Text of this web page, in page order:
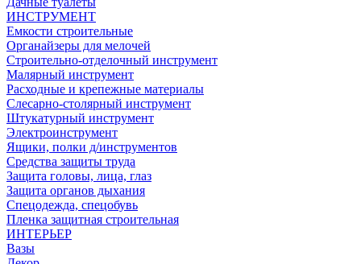
ИНСТРУМЕНТ
Емкости строительные
Органайзеры для мелочей
Строительно-отделочный инструмент
Малярный инструмент
Расходные и крепежные материалы
Слесарно-столярный инструмент
Штукатурный инструмент
Электроинструмент
Ящики, полки д/инструментов
Средства защиты труда
Защита головы, лица, глаз
Защита органов дыхания
Спецодежда, спецобувь
Пленка защитная строительная
ИНТЕРЬЕР
Вазы